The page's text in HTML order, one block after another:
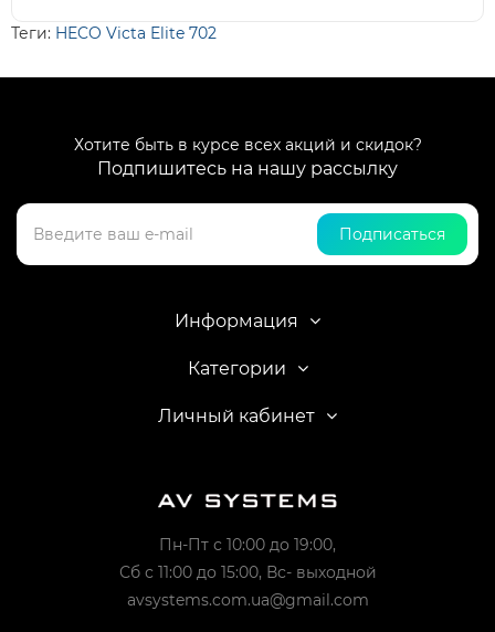
Теги: HECO Victa Elite 702
Хотите быть в курсе всех акций и скидок?
Подпишитесь на нашу рассылку
Подписаться
Информация
Категории
Личный кабинет
Пн-Пт с 10:00 до 19:00,
Сб с 11:00 до 15:00, Вс- выходной
avsystems.com.ua@gmail.com